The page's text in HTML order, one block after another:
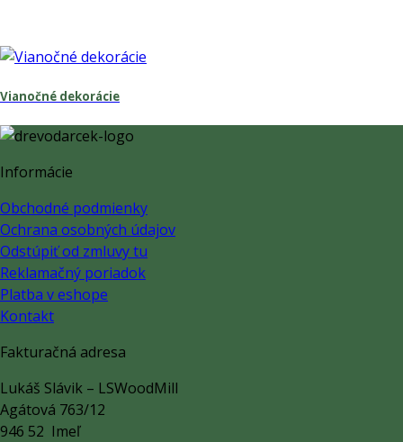
Vianočné dekorácie
Informácie
Obchodné podmienky
Ochrana osobných údajov
Odstúpiť od zmluvy tu
Reklamačný poriadok
Platba v eshope
Kontakt
Fakturačná adresa
Lukáš Slávik – LSWoodMill
Agátová 763/12
946 52 Imeľ